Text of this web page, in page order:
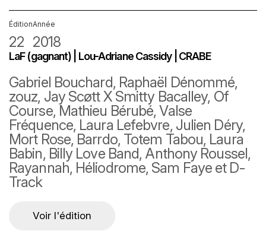
Édition
22
Année
2018
LaF (gagnant) | Lou-Adriane Cassidy | CRABE
Gabriel Bouchard, Raphaël Dénommé,
zouz, Jay Scøtt X Smitty Bacalley, Of
Course, Mathieu Bérubé, Valse
Fréquence, Laura Lefebvre, Julien Déry,
Mort Rose, Barrdo, Totem Tabou, Laura
Babin, Billy Love Band, Anthony Roussel,
Rayannah, Héliodrome, Sam Faye et D-
Track
Voir l'édition